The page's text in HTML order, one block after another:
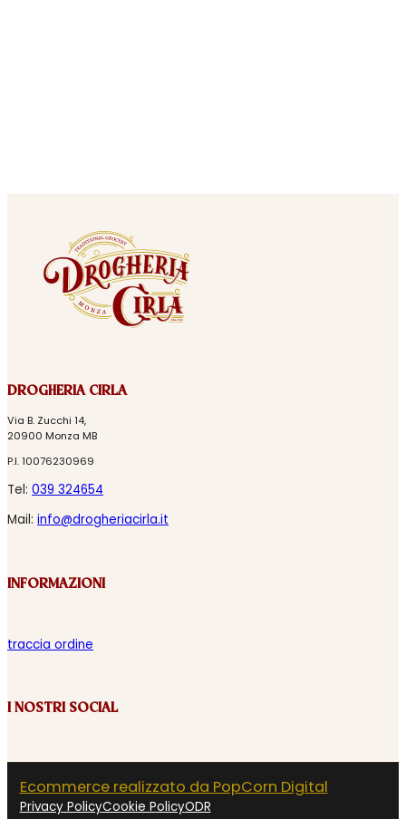
DROGHERIA CIRLA
Via B. Zucchi 14,
20900 Monza MB
P.I. 10076230969
Tel: 039 324654
Mail: info@drogheriacirla.it
INFORMAZIONI
traccia ordine
I NOSTRI SOCIAL
Ecommerce realizzato da PopCorn Digital
Privacy PolicyCookie PolicyODR